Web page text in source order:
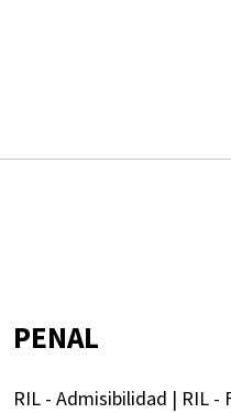
PENAL
RIL - Admisibilidad | RIL -